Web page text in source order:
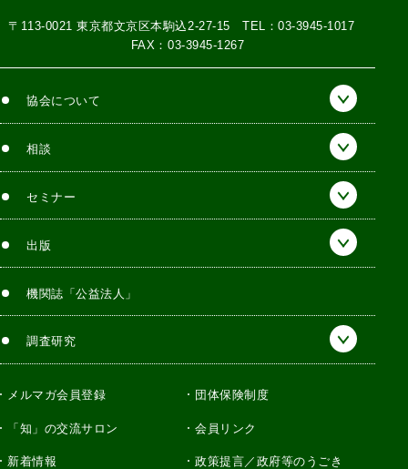
〒113-0021 東京都文京区本駒込2-27-15TEL：03-3945-1017
FAX：03-3945-1267
協会について
相談
セミナー
出版
機関誌「公益法人」
調査研究
メルマガ会員登録 団体保険制度
「知」の交流サロン 会員リンク
新着情報 政策提言／政府等のうごき